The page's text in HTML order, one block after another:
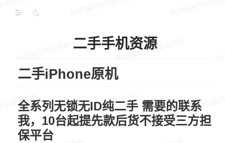
二手手机资源
二手iPhone原机
全系列无锁无ID纯二手 需要的联系
我，10台起提先款后货不接受三方担
保平台